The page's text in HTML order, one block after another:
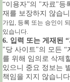
“이용자”의 "자료"등
재를 보장하지 않습
가입, 등록 또는 승인이
있습니다.
6. 입력 또는 게재된
"당 사이트"의 모든 “
를 위해 임의로 삭제
있으니 중요 정보는
책임을 지지 않습니